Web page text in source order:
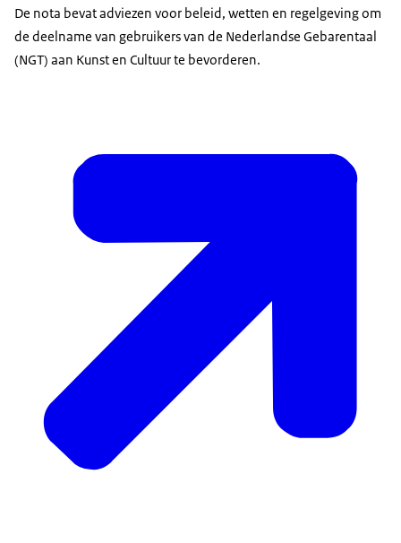
De nota bevat adviezen voor beleid, wetten en regelgeving om
de deelname van gebruikers van de Nederlandse Gebarentaal
(NGT) aan Kunst en Cultuur te bevorderen.